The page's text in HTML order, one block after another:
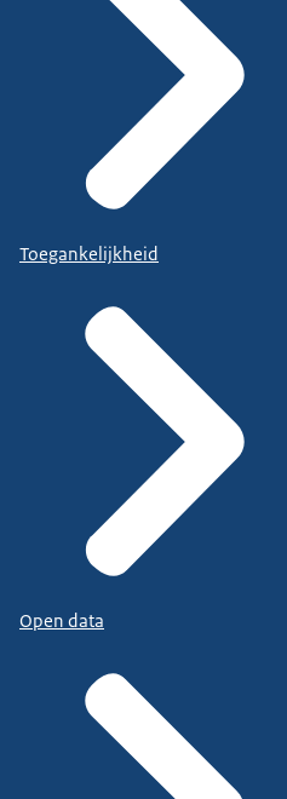
Toegankelijkheid
Open data